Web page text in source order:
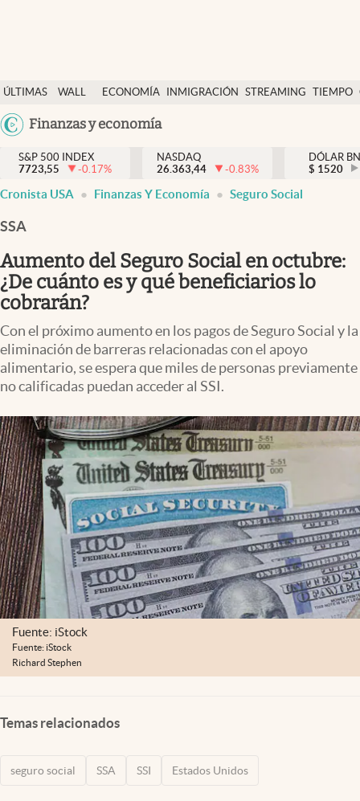
ÚLTIMAS
NOTICIAS
WALL
DÓLAR
ECONOMÍA INMIGRACIÓN STREAMING TIEMPO
México
Finanzas y economía
Finanzas y economía
Wall Street y dólar
Inmigración
Espiritual
Streaming
PC y mobile
Lifestyle
S&P 500 INDEX
7723,55
-0.17%
NASDAQ
26.363,44
-0.83%
DÓLAR
$ 1520
Cronista USA Finanzas Y Economía Seguro Social
SSA
Aumento del Seguro Social en octubre:
¿De cuánto es y qué beneficiarios lo
cobrarán?
Con el próximo aumento en los pagos de Seguro Social y la
eliminación de barreras relacionadas con el apoyo
alimentario, se espera que miles de personas previamente
no calificadas puedan acceder al SSI.
Fuente: iStock
Fuente: iStock
Richard Stephen
Temas relacionados
seguro social SSA SSI Estados Unidos